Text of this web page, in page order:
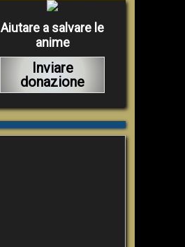
Aiutare a salvare le
anime
Inviare
donazione